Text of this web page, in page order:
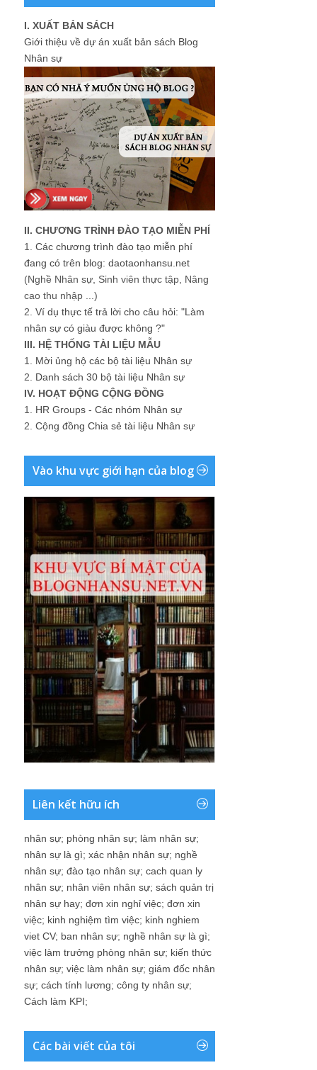
I. XUẤT BẢN SÁCH
Giới thiệu về dự án xuất bản sách Blog
Nhân sự
II. CHƯƠNG TRÌNH ĐÀO TẠO MIỄN PHÍ
1. Các chương trình đào tạo miễn phí
đang có trên blog: daotaonhansu.net
(Nghề Nhân sự, Sinh viên thực tập, Nâng
cao thu nhập ...)
2. Ví dụ thực tế trả lời cho câu hỏi: "Làm
nhân sự có giàu được không ?"
III. HỆ THỐNG TÀI LIỆU MẪU
1. Mời ủng hộ các bộ tài liệu Nhân sự
2. Danh sách 30 bộ tài liệu Nhân sự
IV. HOẠT ĐỘNG CỘNG ĐỒNG
1. HR Groups - Các nhóm Nhân sự
2. Cộng đồng Chia sẻ tài liệu Nhân sự
Vào khu vực giới hạn của blog
Liên kết hữu ích
nhân sự; phòng nhân sự; làm nhân sự;
nhân sự là gì; xác nhận nhân sự; nghề
nhân sự; đào tạo nhân sự; cach quan ly
nhân sự; nhân viên nhân sự; sách quản trị
nhân sự hay; đơn xin nghỉ việc; đơn xin
việc; kinh nghiệm tìm việc; kinh nghiem
viet CV; ban nhân sự; nghề nhân sự là gì;
việc làm trưởng phòng nhân sự; kiến thức
nhân sự; việc làm nhân sự; giám đốc nhân
sự; cách tính lương; công ty nhân sự;
Cách làm KPI;
Các bài viết của tôi